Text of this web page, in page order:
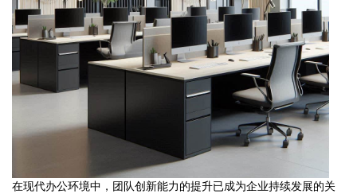
在现代办公环境中，团队创新能力的提升已成为企业持续发展的关